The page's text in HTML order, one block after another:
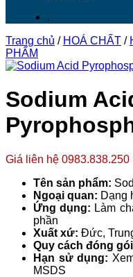
.
Trang chủ / HOÁ CHẤT /
PHẨM
Sodium
Giá liên hệ 0983.838.250
Tên sản phẩm:
Ngoại quan: Dạng
Ứng dụng: Làm
phần
Xuất xứ: Đức,
Quy cách đóng
Hạn sử dụng:
MSDS